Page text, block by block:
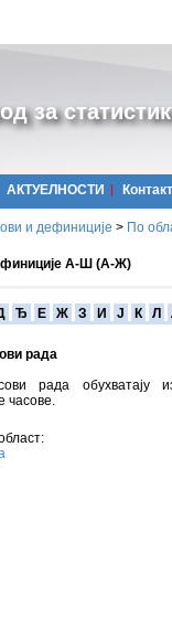
за
АКТУЕЛНОСТИ Контакт
и дефиниције > По
А-Ш (А-Ж)
Ђ Е Ж З И Ј К Л
рада
рада
часове.